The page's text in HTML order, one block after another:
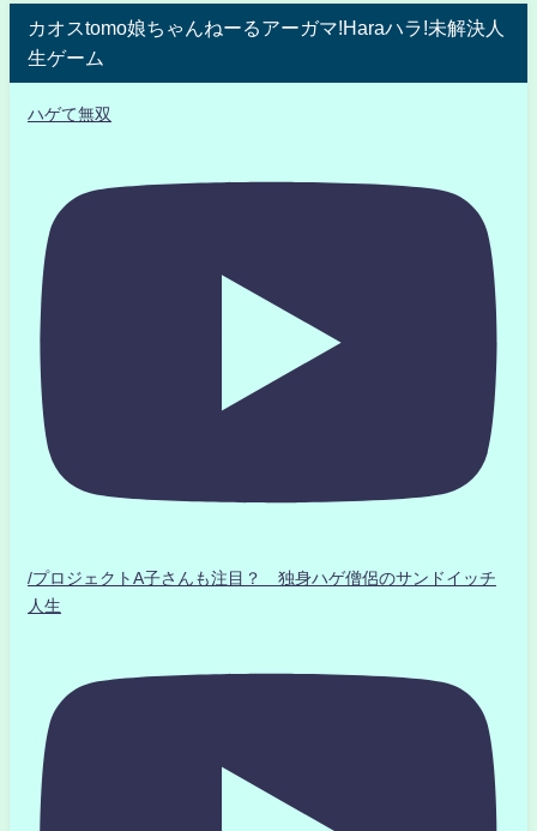
カオスtomo娘ちゃんねーるアーガマ!Haraハラ!未解決人
生ゲーム
ハゲて無双
/プロジェクトA子さんも注目？ 独身ハゲ僧侶のサンドイッチ
人生